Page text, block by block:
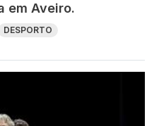
em Aveiro.
DESPORTO